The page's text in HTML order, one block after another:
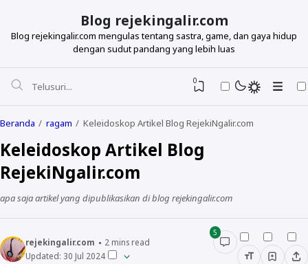
Blog rejekingalir.com
Blog rejekingalir.com mengulas tentang sastra, game, dan gaya hidup
dengan sudut pandang yang lebih luas
0
Beranda ragam Keleidoskop Artikel Blog RejekiNgalir.com
Keleidoskop Artikel Blog
RejekiNgalir.com
apa saja artikel yang dipublikasikan di blog rejekingalir.com
rejekingalir.com 2 mins read
Updated: 30 Jul 2024
5